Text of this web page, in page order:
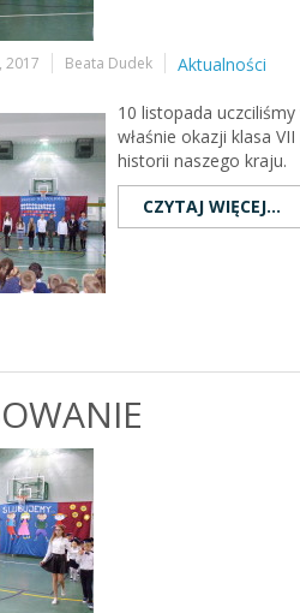
2017 Beata Dudek Aktualności
10 listopada
właśnie okazji klasa
historii naszego kraju.
CZYTAJ WIĘCEJ...